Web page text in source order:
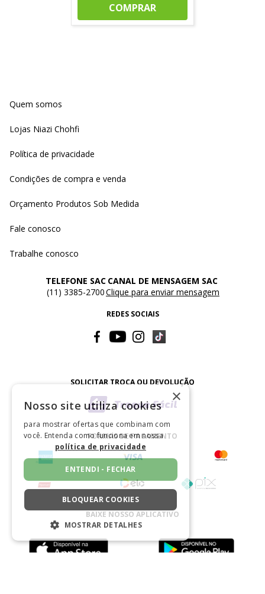
COMPRAR
Quem somos
Lojas Niazi Chohfi
Política de privacidade
Condições de compra e venda
Orçamento Produtos Sob Medida
Fale conosco
Trabalhe conosco
TELEFONE SAC
(11) 3385-2700
CANAL DE MENSAGEM SAC
Clique para enviar mensagem
REDES SOCIAIS
SOLICITAR TROCA OU DEVOLUÇÃO
FORMAS DE PAGAMENTO
BAIXE NOSSO APLICATIVO
×
Nosso site utiliza cookies
para mostrar ofertas que combinam com
você. Entenda como funciona em nossa
política de privacidade
ENTENDI - FECHAR
BLOQUEAR COOKIES
MOSTRAR DETALHES
ESTRITAMENTE NECESSÁRIOS